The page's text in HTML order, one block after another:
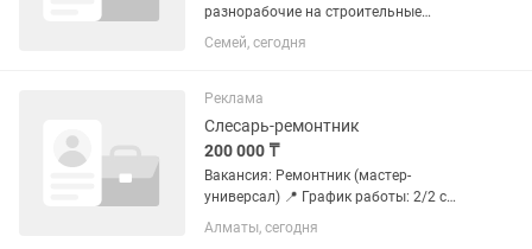
разнорабочие на строительные
работы. Требования: Возраст от 18 лет
и старше; Ответственность и желание
электроинструментами (шуруповёрт,...
Семей, сегодня
Реклама
Слесарь-ремонтник
200 000 ₸
Вакансия: Ремонтник (мастер-
универсал) 📍 График работы: 2/2 с
9:00 до 18:00 (15 смен в месяц) 💰
Заработная плата: 200 000 тг на руки
Алматы, сегодня